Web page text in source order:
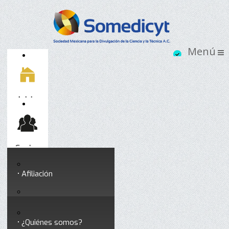
Inicio
Socios
Afiliación
Somedicyt
¿Quiénes somos?